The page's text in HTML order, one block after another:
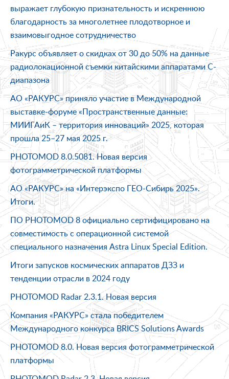
выражает глубокую признательность и искреннюю
благодарность за многолетнее плодотворное и
взаимовыгодное сотрудничество
Ракурс объявляет о скидках от 30 до 50% на данные
радиолокационной съемки китайскими аппаратами C-
диапазона
АО «РАКУРС» приняло участие в Международной
выставке-форуме «Пространственные данные:
МИИГАиК – территория инноваций» 2025, которая
прошла 25–27 мая 2025 г.
PHOTOMOD 8.0.5081. Новая версия
фотограмметрической платформы
АО «РАКУРС» на «Интерэкспо ГEO-Сибирь 2025 ».
Итоги.
ПО PHOTOMOD 8 официально сертифицировано на
совместимость с операционной системой
специального назначения Astra Linux Special Edition.
Итоги запусков космических аппаратов ДЗЗ и
тенденции отрасли в 2024 году
PHOTOMOD Radar 2.3.1. Новая версия
Компания «РАКУРС» стала победителем
Международного конкурса BRICS Solutions Awards
PHOTOMOD 8.0. Новая версия фотограмметрической
платформы